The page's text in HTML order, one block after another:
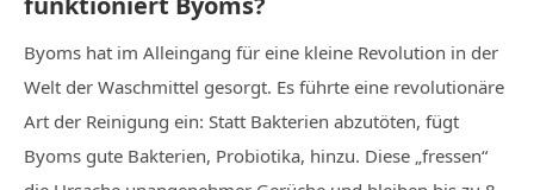
Byoms hat im Alleingang für eine kleine Revolution in der
Welt der Waschmittel gesorgt. Es führte eine revolutionäre
Art der Reinigung ein: Statt Bakterien abzutöten, fügt
Byoms gute Bakterien, Probiotika, hinzu. Diese „fressen“